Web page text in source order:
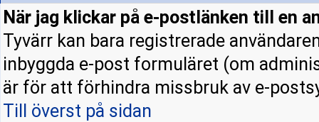
När jag klickar på e-postlänken till en
Tyvärr kan bara registrerade
inbyggda e-post formuläret (om
är för att förhindra missbruk av e-
Till överst på sidan